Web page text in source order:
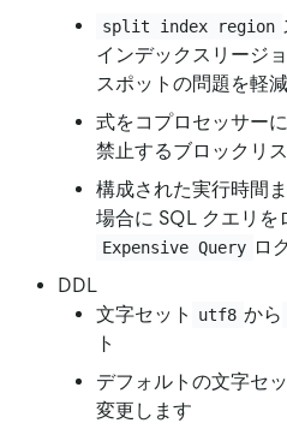
split index region
インデックスリージ
スポットの問題を軽減
式をコプロセッサー
禁止するブロックリ
構成された実行時間
場合に SQL クエリを
Expensive Query ロ
DDL
文字セット
utf8 から
ト
デフォルトの文字セ
変更します